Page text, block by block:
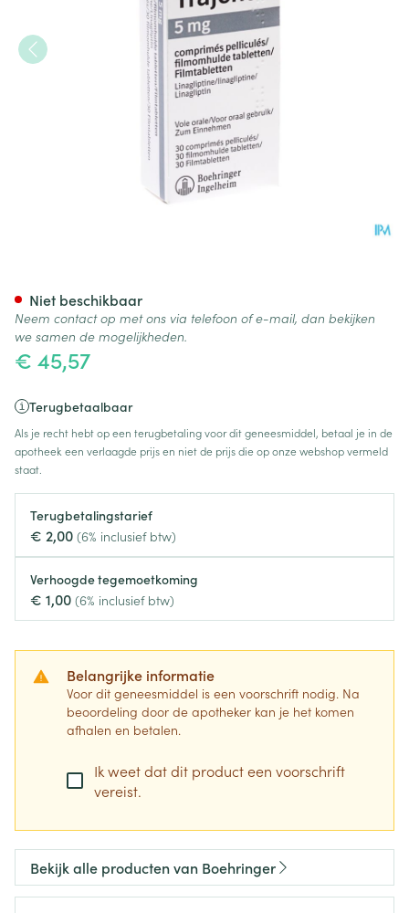
€ 45,57
Terugbetaalbaar
Als je recht hebt op een terugbetaling voor dit geneesmiddel, betaal je in de
apotheek een verlaagde prijs en niet de prijs die op onze webshop vermeld
staat.
Terugbetalingstarief
€ 2,00 (6% inclusief btw)
Verhoogde tegemoetkoming
€ 1,00 (6% inclusief btw)
Belangrijke informatie
Voor dit geneesmiddel is een voorschrift nodig. Na
beoordeling door de apotheker kan je het komen
afhalen en betalen.
Ik weet dat dit product een voorschrift
vereist.
Niet beschikbaar
Neem contact op met ons via telefoon of e-mail, dan bekijken
we samen de mogelijkheden.
Bekijk alle producten van Boehringer